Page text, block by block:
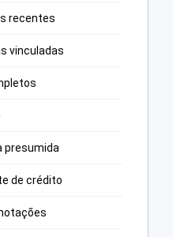
recentes
vinculadas
presumida
de crédito